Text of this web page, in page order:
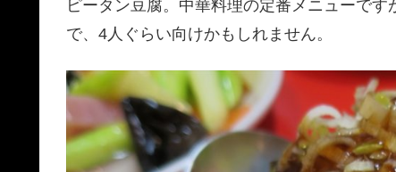
ピータン豆腐。中華料理の定番メニューで
で、4人ぐらい向けかもしれません。